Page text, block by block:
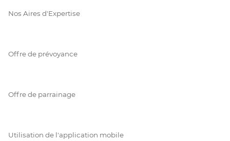
Nos Aires d'Expertise
Offre de prévoyance
Offre de parrainage
Utilisation de l'application mobile